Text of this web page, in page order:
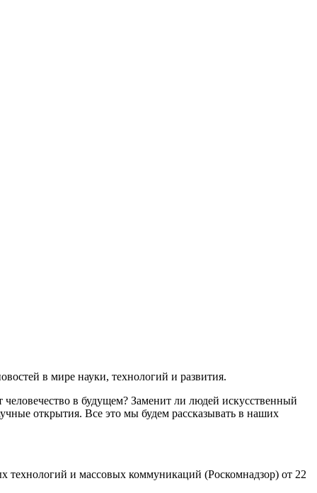
в мире науки, технологий и развития.
в будущем? Заменит ли людей искусственный
открытия. Все это мы будем рассказывать в наших
и массовых коммуникаций (Роскомнадзор) от 22